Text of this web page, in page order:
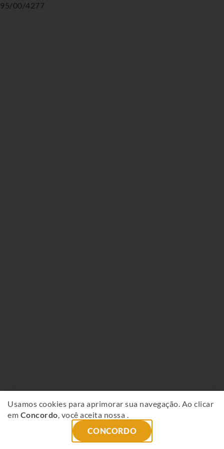
95/00/4277
CONCORDO
Usamos cookies para aprimorar sua navegação. Ao clicar
em Concordo, você aceita nossa .